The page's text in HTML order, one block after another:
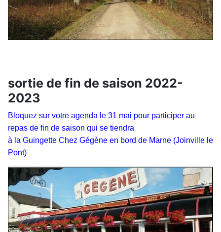
sortie de fin de saison 2022-
2023
Bloquez sur votre agenda le 31 mai pour participer au
repas de fin de saison qui se tiendra
à la Guingette Chez Gégène en bord de Marne (Joinville le
Pont)